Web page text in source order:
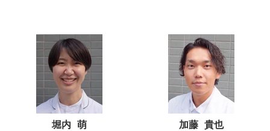
堀内 萌 加藤 貴也